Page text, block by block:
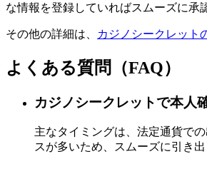
な情報を登録していればスムーズに承
その他の詳細は、 カジノシークレット
よくある質問（FAQ）
カジノシークレットで本人
主なタイミングは、法定通貨で
スが多いため、スムーズに引き